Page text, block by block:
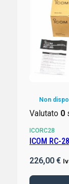
Non
Valutato 0
ICORC28
226,00 €